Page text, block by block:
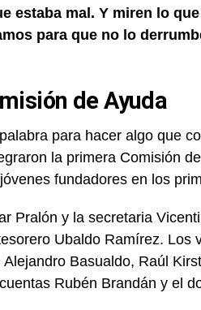
estaba mal. Y miren lo que
para que no lo
de Ayuda
para hacer algo que
la primera Comisión
fundadores en los
Pralón y la secretaria
Ubaldo Ramírez. Los
Basualdo, Raúl
Rubén Brandán y el